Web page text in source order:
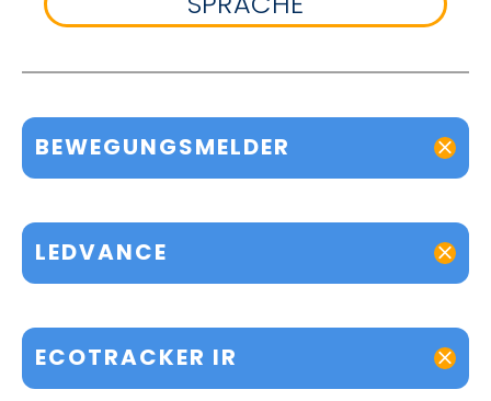
BEWEGUNGSMELDER
LEDVANCE
ECOTRACKER IR